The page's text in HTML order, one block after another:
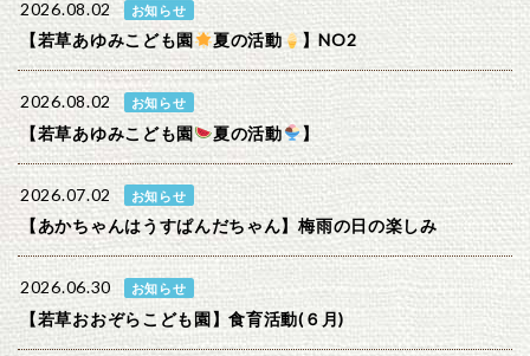
2026.08.02 お知らせ
【若草あゆみこども園 夏の活動 】NO2
2026.08.02 お知らせ
【若草あゆみこども園 夏の活動 】
2026.07.02 お知らせ
【あかちゃんはうすぱんだちゃん】梅雨の日の楽しみ
2026.06.30 お知らせ
【若草おおぞらこども園】食育活動(６月)